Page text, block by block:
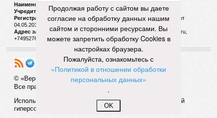
Наименование:
Учредитель:
ООО «Версия»,Главный редактор:Горевой Р. Г.
Регистрационный номер Роскомнадзора:ЭЛ № ФС 77 - 72681 от
04.05.2018 г.
Адрес электронной почты и телефон редакции:versia@versia.ru,
+74952760348
© «Версия»
Все права защищены
Использование материалов «Версии» без индексируемой
гиперссылки запрещено
Продолжая работу с сайтом вы даете
согласие на обработку данных нашим
сайтом и сторонними ресурсами. Вы
можете запретить обработку Cookies в
настройках браузера.
Пожалуйста, ознакомьтесь с
«Политикой в отношении обработки
персональных данных»
.
OK